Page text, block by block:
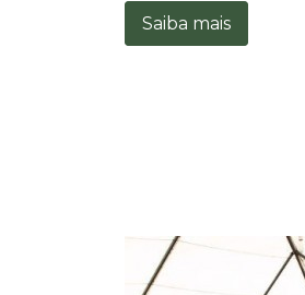
Saiba mais